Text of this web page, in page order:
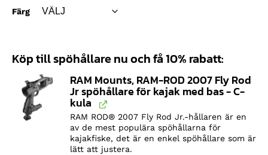
Färg
Köp till spöhållare nu och få 10% rabatt:
RAM Mounts, RAM-ROD 2007 Fly Rod
Jr spöhållare för kajak med bas - C-
kula
RAM ROD® 2007 Fly Rod Jr.-hållaren är en
av de mest populära spöhållarna för
kajakfiske, det är en enkel spöhållare som är
lätt att justera.